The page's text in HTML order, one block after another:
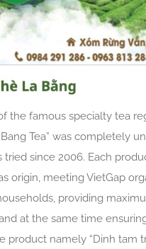
the famous specialty tea
Tea” was completely
tried since 2006. Each
origin, meeting VietGap
providing
at the same time
product namely “Dinh tam